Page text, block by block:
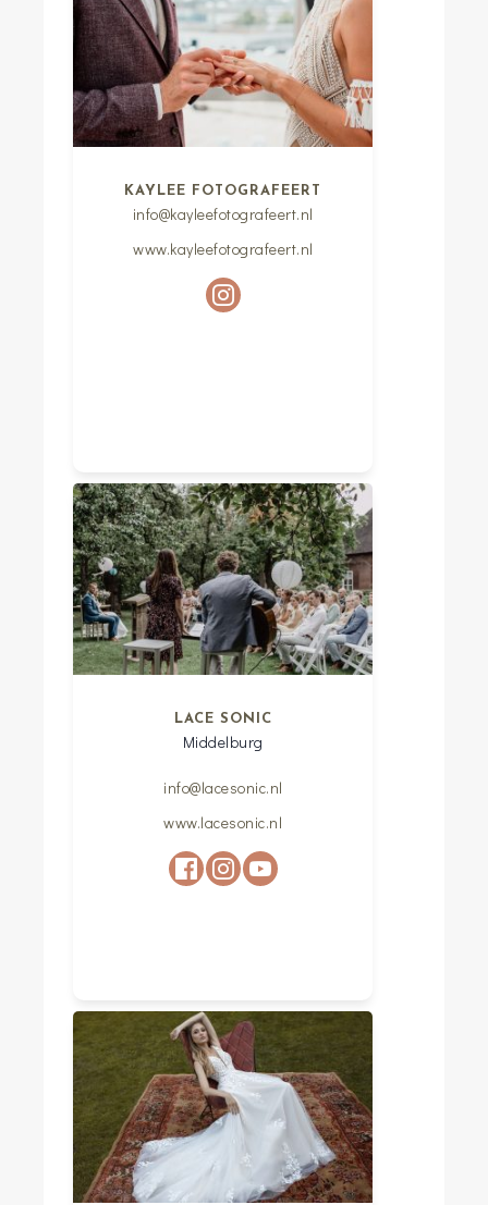
KAYLEE FOTOGRAFEERT
info@kayleefotografeert.nl
www.kayleefotografeert.nl
LACE SONIC
Middelburg
info@lacesonic.nl
www.lacesonic.nl